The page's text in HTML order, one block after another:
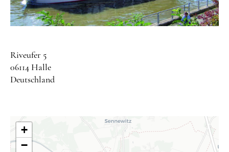
Riveufer 5
06114 Halle
Deutschland
+
−